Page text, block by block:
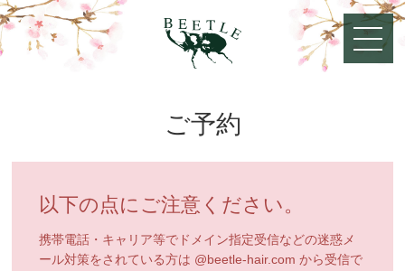
ご予約
以下の点にご注意ください。
携帯電話・キャリア等でドメイン指定受信などの迷惑メ
ール対策をされている方は @beetle-hair.com から受信で